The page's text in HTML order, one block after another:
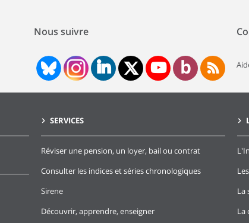
Nous suivre
SERVICES
Réviser une pension, un loyer, bail ou contrat
Consulter les indices et séries chronologiques
Sirene
Découvrir, apprendre, enseigner
La
La